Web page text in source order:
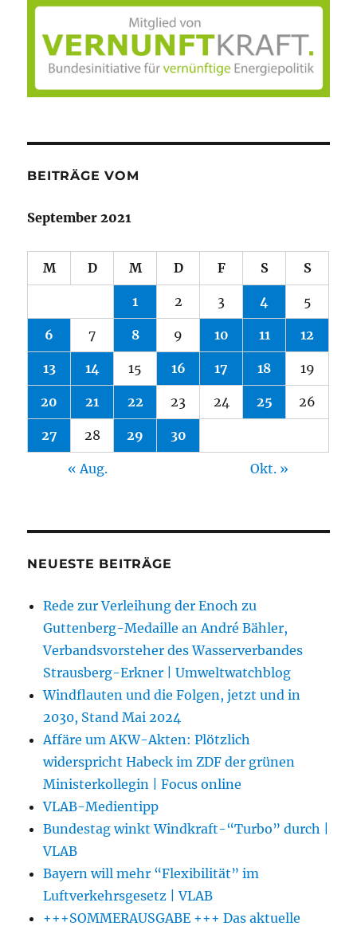
BEITRÄGE VOM
September 2021
M D M D F S S
1 2 3 4 5
6 7 8 9 10 11 12
13 14 15 16 17 18 19
20 21 22 23 24 25 26
27 28 29 30
« Aug. Okt. »
NEUESTE BEITRÄGE
Rede zur Verleihung der Enoch zu
Guttenberg-Medaille an André Bähler,
Verbandsvorsteher des Wasserverbandes
Strausberg-Erkner | Umweltwatchblog
Windflauten und die Folgen, jetzt und in
2030, Stand Mai 2024
Affäre um AKW-Akten: Plötzlich
widerspricht Habeck im ZDF der grünen
Ministerkollegin | Focus online
VLAB-Medientipp
Bundestag winkt Windkraft-“Turbo” durch |
VLAB
Bayern will mehr “Flexibilität” im
Luftverkehrsgesetz | VLAB
+++SOMMERAUSGABE +++ Das aktuelle